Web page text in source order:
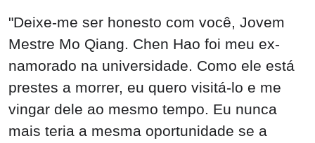
"Deixe-me ser honesto com você, Jovem
Mestre Mo Qiang. Chen Hao foi meu ex-
namorado na universidade. Como ele está
prestes a morrer, eu quero visitá-lo e me
vingar dele ao mesmo tempo. Eu nunca
mais teria a mesma oportunidade se a